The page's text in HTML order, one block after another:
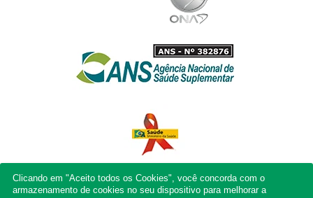
Clicando em "Aceito todos os Cookies", você concorda com o
armazenamento de cookies no seu dispositivo para melhorar a